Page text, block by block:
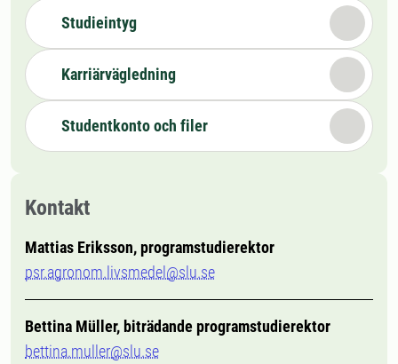
Studieintyg
Karriärvägledning
Studentkonto och filer
Kontakt
Mattias Eriksson, programstudierektor
psr.agronom.livsmedel@slu.se
Bettina Müller, biträdande programstudierektor
bettina.muller@slu.se